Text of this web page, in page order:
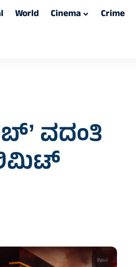
World Cinema Crime
ವದಂತಿ